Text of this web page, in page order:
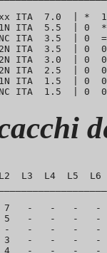
ITA  7.0  | *
ITA  5.5  | 0
ITA  3.5  | 0
ITA  3.5  | 0
ITA  3.0  | 0
ITA  2.5  | 0
ITA  1.5  | 0
L4  L5  L6  L7
-   -   -
-   -   -
-   -   -
-   -   -
-   -   -